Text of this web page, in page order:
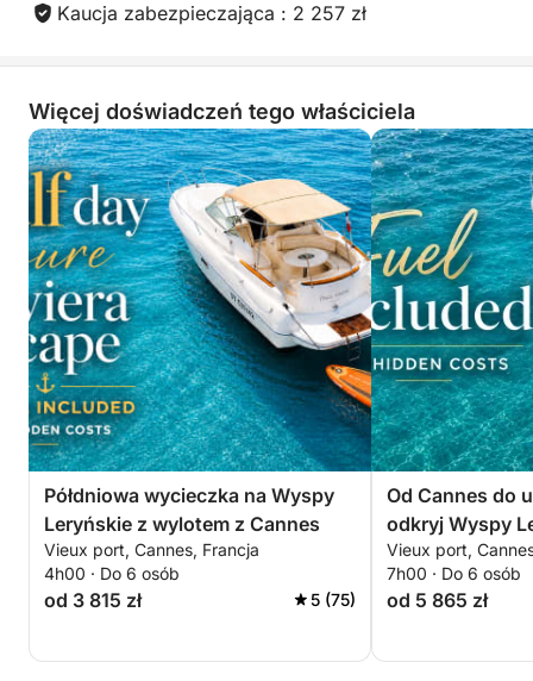
Kaucja zabezpieczająca : 2 257 zł
Więcej doświadczeń tego właściciela
Półdniowa wycieczka na Wyspy
Leryńskie z wylotem z Cannes
Vieux port, Cannes, Francja
4h00 · Do 6 osób
od 3 815 zł 5 (75)
Od Cannes do
odkryj Wyspy
Vieux port,
7h00 · Do 6 osób
od 5 865 zł